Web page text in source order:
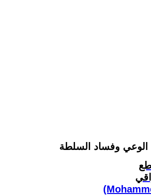
الوعي وفساد السلطة